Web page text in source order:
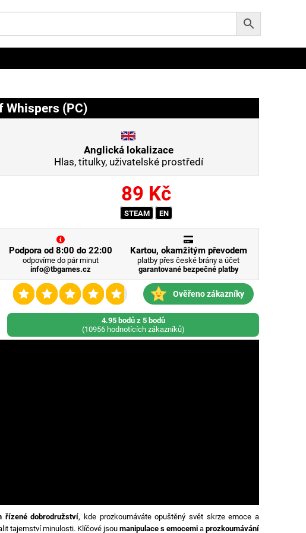
Whispers (PC)
Anglická lokalizace
Hlas, titulky, uživatelské prostředí
89 Kč
STEAM EN
Podpora od 8:00 do 22:00
odpovíme do pár minut
info@tbgames.cz
Kartou, okamžitým převodem
platby přes české brány a účet
garantované bezpečné platby
Ověřeno zákazníky
4.95 bodů z 5 bodů
(10956 hodnotících zákazníků)
řízené dobrodružství, kde prozkoumáváte opuštěný svět skrze emoce a
tajemství minulosti. Klíčové jsoumanipulace s emocemiaprozkoumávání